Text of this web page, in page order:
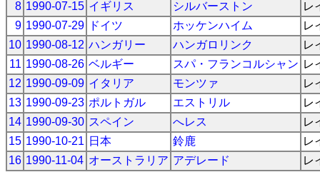
8 1990-07-15 イギリス シルバーストン
レ
9 1990-07-29 ドイツ ホッケンハイム
レ
10 1990-08-12 ハンガリー ハンガロリンク
レ
11 1990-08-26 ベルギー スパ・フランコルシャン レ
12 1990-09-09 イタリア モンツァ
レ
13 1990-09-23 ポルトガル エストリル
レ
14 1990-09-30 スペイン へレス
レ
15 1990-10-21 日本 鈴鹿
レ
16 1990-11-04 オーストラリア アデレード レ